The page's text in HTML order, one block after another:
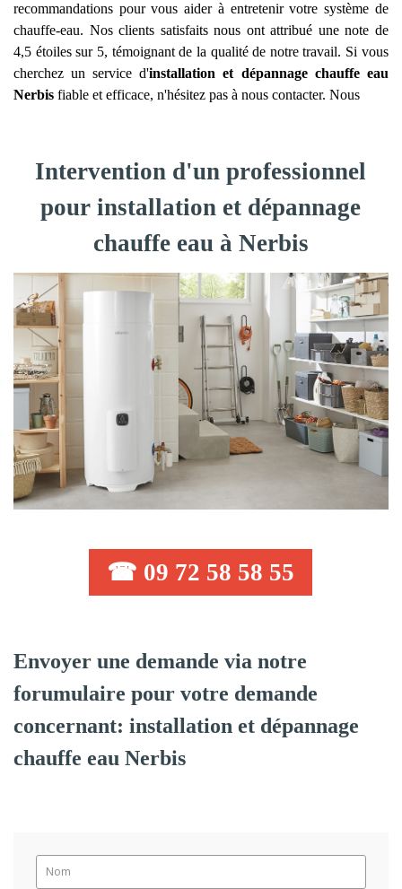
recommandations pour vous aider à entretenir votre système de
chauffe-eau. Nos clients satisfaits nous ont attribué une note de
4,5 étoiles sur 5, témoignant de la qualité de notre travail. Si vous
cherchez un service d'installation et dépannage chauffe eau
Nerbis fiable et efficace, n'hésitez pas à nous contacter. Nous
Intervention d'un professionnel
pour installation et dépannage
chauffe eau à Nerbis
☎ 09 72 58 58 55
Envoyer une demande via notre
forumulaire pour votre demande
concernant: installation et dépannage
chauffe eau Nerbis